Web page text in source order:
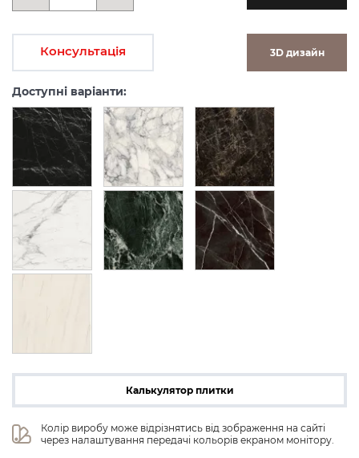
Консультація 3D дизайн
Доступні варіанти:
Калькулятор плитки
Колір виробу може відрізнятись від зображення на сайті
через налаштування передачі кольорів екраном монітору.